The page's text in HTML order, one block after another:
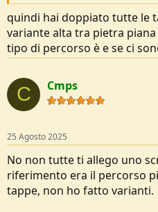
Non muori di fame sia chiaro,
questo assortimento ovunque.
per fortuna, sono state le birre da
completo e incertezza sulle
altri 4 ho pagato doppio.
quindi hai doppiato tutte le
variante alta tra pietra
tipo di percorso è e se ci
C Cmps
25 Agosto 2025
No non tutte ti allego uno
riferimento era il percorso
tappe, non ho fatto varianti.